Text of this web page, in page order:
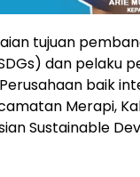
tujuan
dan pelaku
baik
Merapi,
Sustainable